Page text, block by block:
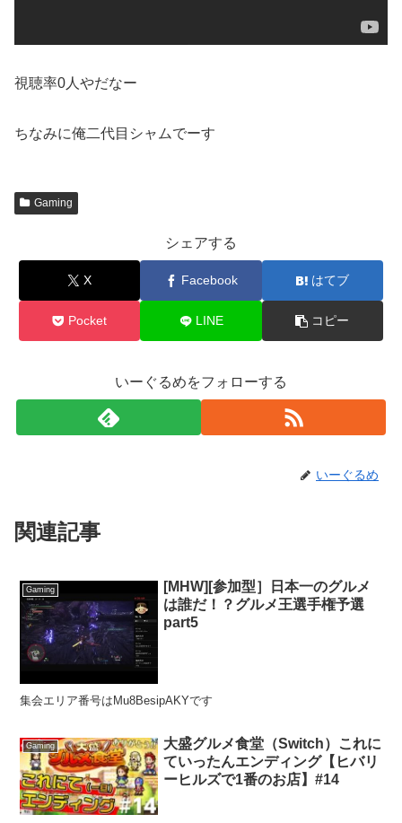
視聴率0人やだなー
ちなみに俺二代目シャムでーす
Gaming
シェアする
X Facebook はてブ
Pocket LINE コピー
いーぐるめをフォローする
いーぐるめ
関連記事
Gaming
[MHW][参加型］日本一のグルメ
は誰だ！？グルメ王選手権予選
part5
集会エリア番号はMu8BesipAKYです
Gaming
大盛グルメ食堂（Switch）これに
ていったんエンディング【ヒバリ
ーヒルズで1番のお店】#14